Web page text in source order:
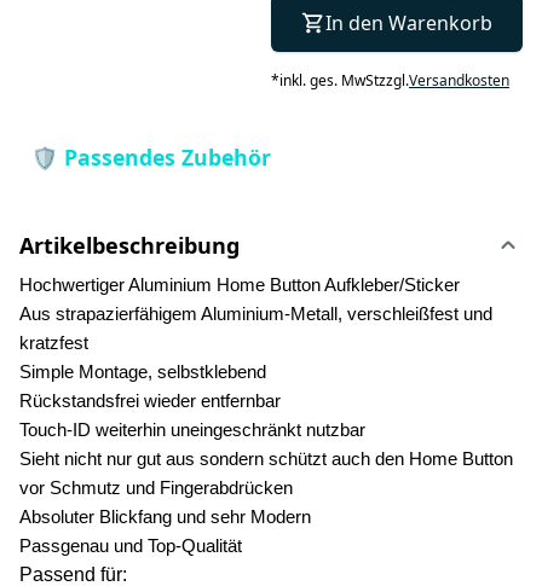
In den Warenkorb
*inkl. ges. MwStzzgl.Versandkosten
Artikelbeschreibung
Hochwertiger Aluminium Home Button Aufkleber/Sticker
Aus strapazierfähigem Aluminium-Metall, verschleißfest und
kratzfest
Simple Montage, selbstklebend
Rückstandsfrei wieder entfernbar
Touch-ID weiterhin uneingeschränkt nutzbar
Sieht nicht nur gut aus sondern schützt auch den Home Button
vor Schmutz und Fingerabdrücken
Absoluter Blickfang und sehr Modern
Passgenau und Top-Qualität
Passend für: